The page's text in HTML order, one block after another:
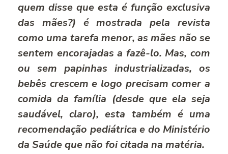
quem disse que esta é função exclusiva
das mães?) é mostrada pela revista
como uma tarefa menor, as mães não se
sentem encorajadas a fazê-lo. Mas, com
ou sem papinhas industrializadas, os
bebês crescem e logo precisam comer a
comida da família (desde que ela seja
saudável, claro), esta também é uma
recomendação pediátrica e do Ministério
da Saúde que não foi citada na matéria.